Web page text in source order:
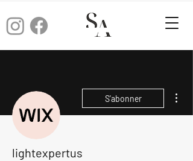
S'abonner
lightexpertus